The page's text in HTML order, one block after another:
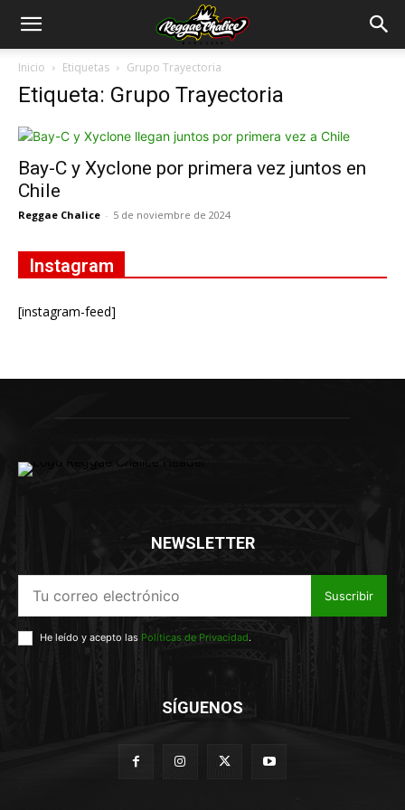
Inicio Etiquetas Grupo Trayectoria
Etiqueta: Grupo Trayectoria
Bay-C y Xyclone por primera vez juntos en
Chile
Reggae Chalice - 5 de noviembre de 2024
Instagram
[instagram-feed]
NEWSLETTER
Suscribir
He leído y acepto las Políticas de Privacidad.
SÍGUENOS